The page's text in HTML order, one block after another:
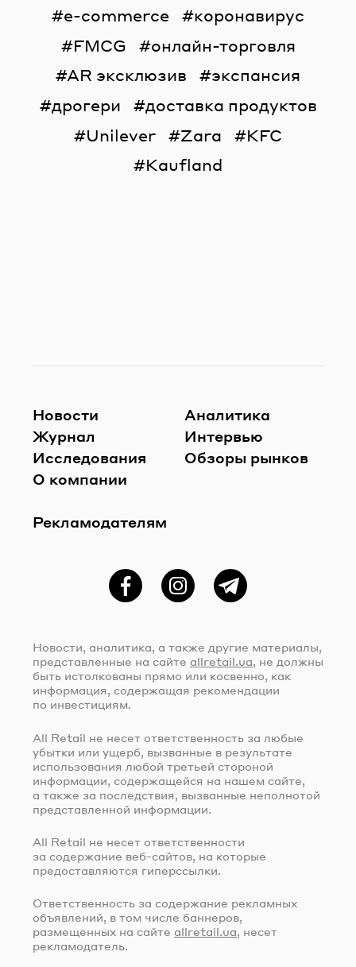
e-commerce
коронавирус
FMCG
онлайн-торговля
AR эксклюзив
экспансия
дрогери
доставка продуктов
Unilever
Zara
KFC
Kaufland
Новости
Журнал
Исследования
О компании
Рекламодателям
Аналитика
Интервью
Обзоры рынков
ФейсбукInstagramTelegram
Новости, аналитика, а также другие материалы,
представленные на сайте allretail.ua, не должны
быть истолкованы прямо или косвенно, как
информация, содержащая рекомендации
по инвестициям.
All Retail не несет ответственность за любые
убытки или ущерб, вызванные в результате
использования любой третьей стороной
информации, содержащейся на нашем сайте,
а также за последствия, вызванные неполнотой
представленной информации.
All Retail не несет ответственности
за содержание веб-сайтов, на которые
предоставляются гиперссылки.
Ответственность за содержание рекламных
объявлений, в том числе баннеров,
размещенных на сайте allretail.ua, несет
рекламодатель.